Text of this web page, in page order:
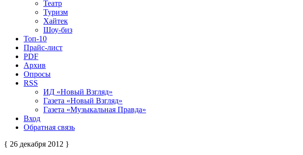
Театр
Туризм
Хайтек
Шоу-биз
Топ-10
Прайс-лист
PDF
Архив
Опросы
RSS
ИД «Новый Взгляд»
Газета «Новый Взгляд»
Газета «Музыкальная Правда»
Вход
Обратная связь
{ 26 декабря 2012 }